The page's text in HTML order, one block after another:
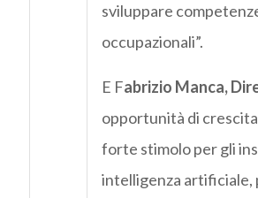
sviluppare
occupazionali”.
E Fabrizio Manca,
opportunità di
forte stimolo per gli
intelligenza artificiale,